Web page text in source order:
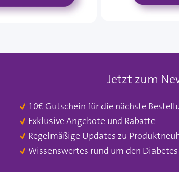
Jetzt zum
10€ Gutschein für die nächste
Exklusive Angebote und Rabatte
Regelmäßige Updates zu
Wissenswertes rund um den Diabetes